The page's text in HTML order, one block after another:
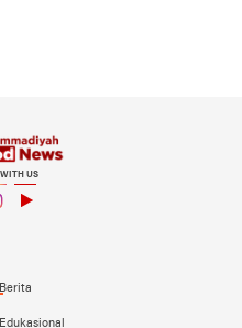
US
Berita
Edukasional